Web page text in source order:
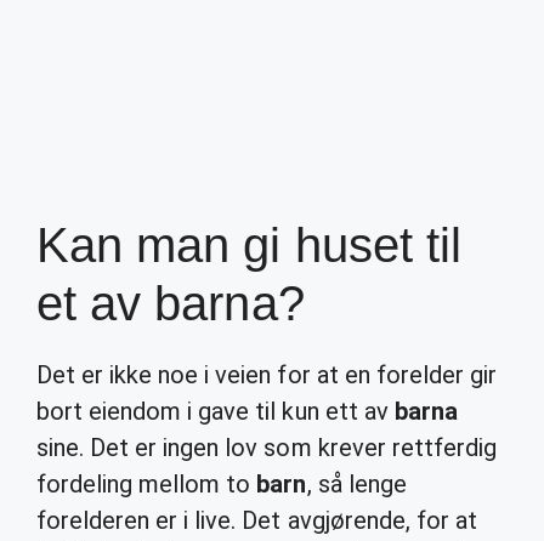
Kan man gi huset til
et av barna?
Det er ikke noe i veien for at en forelder gir
bort eiendom i gave til kun ett av barna
sine. Det er ingen lov som krever rettferdig
fordeling mellom to barn, så lenge
forelderen er i live. Det avgjørende, for at